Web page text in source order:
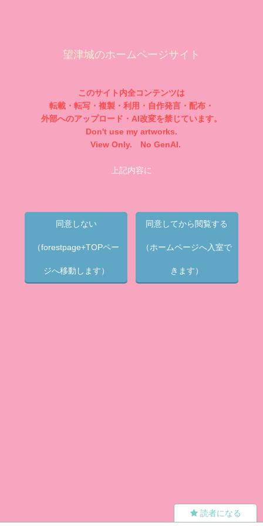
望津城のホームページサイト
このサイト内全コンテンツは
転載・転写・複製・利用・自作発言・配布・
外部へのアップロード・AI改変を禁じています。
Don't use my artworks.
View Only. No GenAI.
上記内容に
同意しない
（forestpage+TOPペー
ジへ移動します）
同意してから閲覧する
（ホームページへ入室で
きます）
読者になる